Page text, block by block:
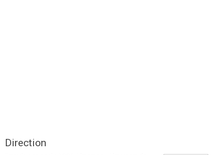
Direction